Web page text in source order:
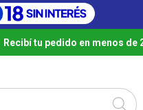
Recibí tu pedido en menos de